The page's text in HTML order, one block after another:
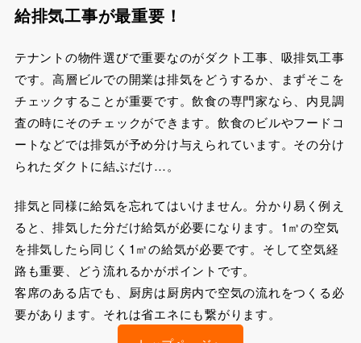
給排気工事が最重要！
テナントの物件選びで重要なのがダクト工事、吸排気工事
です。高層ビルでの開業は排気をどうするか、まずそこを
チェックすることが重要です。飲食の専門家なら、内見調
査の時にそのチェックができます。飲食のビルやフードコ
ートなどでは排気が予め分け与えられています。その分け
られたダクトに結ぶだけ…。
排気と同様に給気を忘れてはいけません。分かり易く例え
ると、排気した分だけ給気が必要になります。1㎥の空気
を排気したら同じく1㎥の給気が必要です。そして空気経
路も重要、どう流れるかがポイントです。
客席のある店でも、厨房は厨房内で空気の流れをつくる必
要があります。それは省エネにも繋がります。